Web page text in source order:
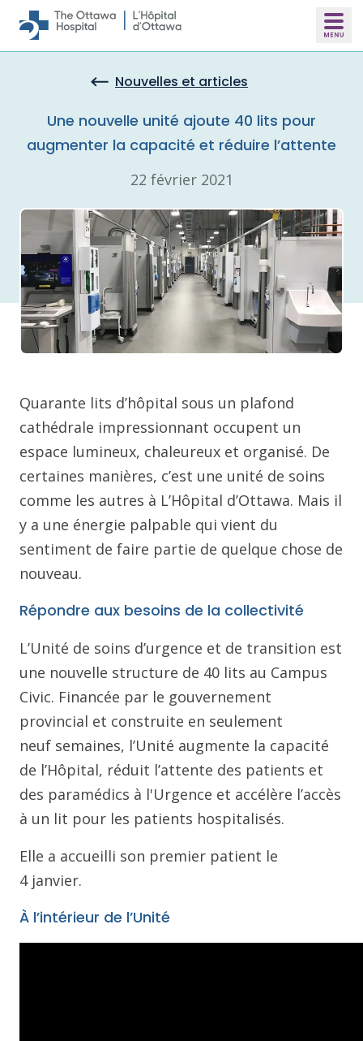
Skip to main content
Nouvelles et articles
Une nouvelle unité ajoute 40 lits pour
augmenter la capacité et réduire l’attente
22 février 2021
Quarante lits d’hôpital sous un plafond
cathédrale impressionnant occupent un
espace lumineux, chaleureux et organisé. De
certaines manières, c’est une unité de soins
comme les autres à L’Hôpital d’Ottawa. Mais il
y a une énergie palpable qui vient du
sentiment de faire partie de quelque chose de
nouveau.
Répondre aux besoins de la collectivité
L’Unité de soins d’urgence et de transition est
une nouvelle structure de 40 lits au Campus
Civic. Financée par le gouvernement
provincial et construite en seulement
neuf semaines, l’Unité augmente la capacité
de l’Hôpital, réduit l’attente des patients et
des paramédics à l'Urgence et accélère l’accès
à un lit pour les patients hospitalisés.
Elle a accueilli son premier patient le
4 janvier.
À l’intérieur de l’Unité